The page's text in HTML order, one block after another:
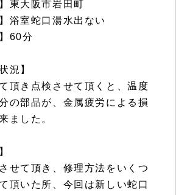
東大阪市岩田町
浴室蛇口湯水出ない
60分
況】
頂き点検させて頂くと、温度
の部品が、金属疲労による損
ました。
せて頂き、修理方法をいくつ
頂いた所、今回は新しい蛇口